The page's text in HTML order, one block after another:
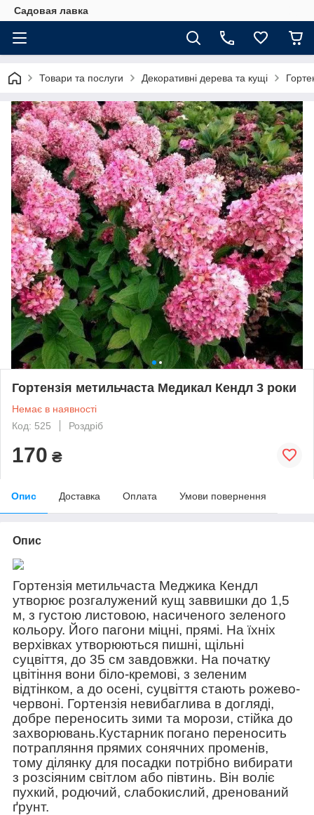
Садовая лавка
Товари та послуги Декоративні дерева та кущі
Гортензія метильчаста Медикал Кендл 3 роки
Немає в наявності
Код: 525
Роздріб
170 ₴
Опис Доставка Оплата Умови повернення
Опис
Гортензія метильчаста Меджика Кендл
утворює розгалужений кущ заввишки до 1,5
м, з густою листовою, насиченого зеленого
кольору. Його пагони міцні, прямі. На їхніх
верхівках утворюються пишні, щільні
суцвіття, до 35 см завдовжки. На початку
цвітіння вони біло-кремові, з зеленим
відтінком, а до осені, суцвіття стають рожево-
червоні. Гортензія невибаглива в догляді,
добре переносить зими та морози, стійка до
захворювань.Кустарник погано переносить
потрапляння прямих сонячних променів,
тому ділянку для посадки потрібно вибирати
з розсіяним світлом або півтинь. Він воліє
пухкий, родючий, слабокислий, дренований
ґрунт.